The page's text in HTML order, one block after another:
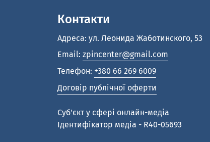
Контакти
Адреса: ул. Леонида Жаботинского, 53
Email: zpincenter@gmail.com
Телефон: +380 66 269 6009
Договір публічної оферти
Cуб'єкт у сфері онлайн-медіа
Ідентифікатор медіа - R40-05693